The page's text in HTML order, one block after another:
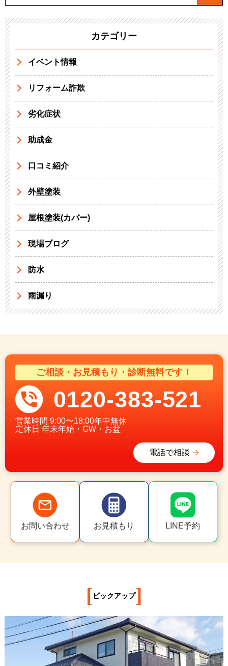
カテゴリー
イベント情報
リフォーム詐欺
劣化症状
助成金
口コミ紹介
外壁塗装
屋根塗装(カバー)
現場ブログ
防水
雨漏り
ご相談・お見積もり・診断無料です！
0120-383-521
営業時間 9:00〜18:00年中無休
定休日 年末年始・GW・お盆
電話で相談
お問い合わせ お見積もり LINE予約
[ ピックアップ]